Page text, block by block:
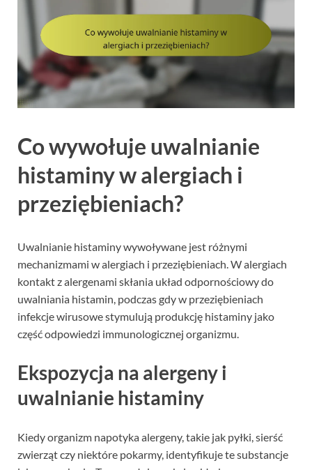
Co wywołuje uwalnianie
histaminy w alergiach i
przeziębieniach?
Uwalnianie histaminy wywoływane jest różnymi
mechanizmami w alergiach i przeziębieniach. W alergiach
kontakt z alergenami skłania układ odpornościowy do
uwalniania histamin, podczas gdy w przeziębieniach
infekcje wirusowe stymulują produkcję histaminy jako
część odpowiedzi immunologicznej organizmu.
Ekspozycja na alergeny i
uwalnianie histaminy
Kiedy organizm napotyka alergeny, takie jak pyłki, sierść
zwierząt czy niektóre pokarmy, identyfikuje te substancje